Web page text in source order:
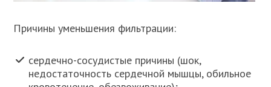
Причины уменьшения фильтрации:
сердечно-сосудистые причины (шок,
недостаточность сердечной мышцы, обильное